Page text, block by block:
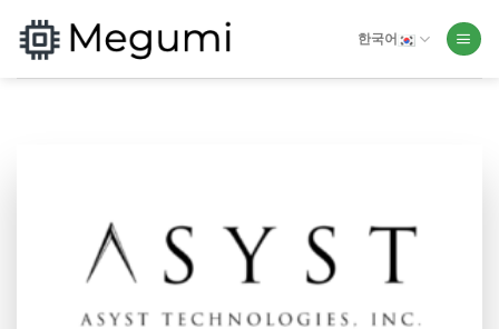
content
한국어